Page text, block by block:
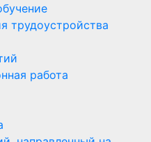
трудоустройства
работа